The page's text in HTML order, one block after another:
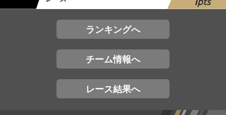
ランキングへ
チーム情報へ
レース結果へ